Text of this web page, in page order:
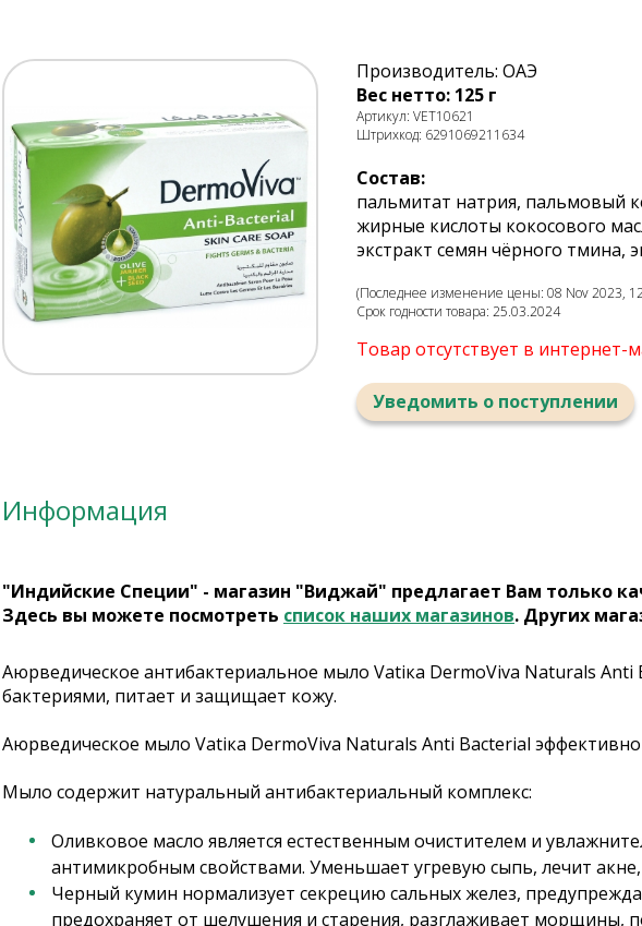
Производитель: ОАЭ
Вес нетто: 125 г
Артикул: VET10621
Штрихкод: 6291069211634
Состав:
пальмитат натрия, пальмовый
жирные кислоты кокосового
экстракт семян чёрного тмина,
(Последнее изменение цены: 08 Nov 2023,
Срок годности товара: 25.03.2024
Товар отсутствует в интернет-
Уведомить о поступлении
Информация
"Индийские Специи" - магазин "Виджай" предлагает Вам только
Здесь вы можете посмотреть список наших магазинов. Других
Аюрведическое антибактериальное мыло Vatiкa DermoViva Naturals
бактериями, питает и защищает кожу.
Аюрведическое мыло Vatiкa DermoViva Naturals Anti Bacterial
Мыло содержит натуральный антибактериальный комплекс:
Оливковое масло является естественным очистителем и
антимикробным свойствами. Уменьшает угревую сыпь, лечит
Черный кумин нормализует секрецию сальных желез,
предохраняет от шелушения и старения, разглаживает морщины,